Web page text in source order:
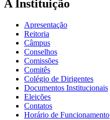
A Instituição
Apresentação
Reitoria
Câmpus
Conselhos
Comissões
Comitês
Colégio de Dirigentes
Documentos Institucionais
Eleições
Contatos
Horário de Funcionamento